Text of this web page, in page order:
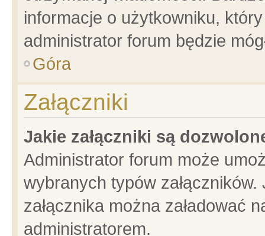
informacje o użytkowniku,
administrator forum będzie
Góra
Załączniki
Jakie załączniki są
Administrator forum może
wybranych typów
załącznika można załadować
administratorem.